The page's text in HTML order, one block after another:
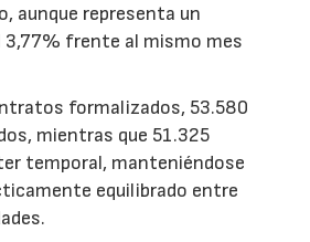
aunque representa un
frente al mismo mes
formalizados, 53.580
mientras que 51.325
temporal, manteniéndose
equilibrado entre